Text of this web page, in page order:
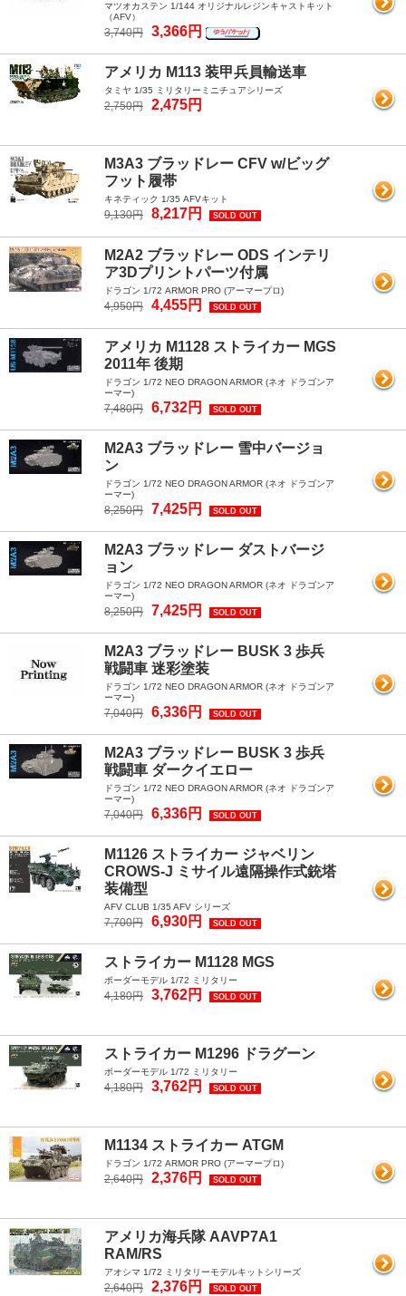
マツオカステン 1/144 オリジナルレジンキャストキット
（AFV）
3,740円 3,366円
アメリカ M113 装甲兵員輸送車
タミヤ 1/35 ミリタリーミニチュアシリーズ
2,750円 2,475円
M3A3 ブラッドレー CFV w/ビッグ
フット履帯
キネティック 1/35 AFVキット
9,130円 8,217円 SOLD OUT
M2A2 ブラッドレー ODS インテリ
ア3Dプリントパーツ付属
ドラゴン 1/72 ARMOR PRO (アーマープロ)
4,950円 4,455円 SOLD OUT
アメリカ M1128 ストライカー MGS
2011年 後期
ドラゴン 1/72 NEO DRAGON ARMOR (ネオ ドラゴンア
ーマー)
7,480円 6,732円 SOLD OUT
M2A3 ブラッドレー 雪中バージョ
ン
ドラゴン 1/72 NEO DRAGON ARMOR (ネオ ドラゴンア
ーマー)
8,250円 7,425円 SOLD OUT
M2A3 ブラッドレー ダストバージ
ョン
ドラゴン 1/72 NEO DRAGON ARMOR (ネオ ドラゴンア
ーマー)
8,250円 7,425円 SOLD OUT
M2A3 ブラッドレー BUSK 3 歩兵
戦闘車 迷彩塗装
ドラゴン 1/72 NEO DRAGON ARMOR (ネオ ドラゴンア
ーマー)
7,040円 6,336円 SOLD OUT
M2A3 ブラッドレー BUSK 3 歩兵
戦闘車 ダークイエロー
ドラゴン 1/72 NEO DRAGON ARMOR (ネオ ドラゴンア
ーマー)
7,040円 6,336円 SOLD OUT
M1126 ストライカー ジャベリン
CROWS-J ミサイル遠隔操作式銃塔
装備型
AFV CLUB 1/35 AFV シリーズ
7,700円 6,930円 SOLD OUT
ストライカー M1128 MGS
ボーダーモデル 1/72 ミリタリー
4,180円 3,762円 SOLD OUT
ストライカー M1296 ドラグーン
ボーダーモデル 1/72 ミリタリー
4,180円 3,762円 SOLD OUT
M1134 ストライカー ATGM
ドラゴン 1/72 ARMOR PRO (アーマープロ)
2,640円 2,376円 SOLD OUT
アメリカ海兵隊 AAVP7A1
RAM/RS
アオシマ 1/72 ミリタリーモデルキットシリーズ
2,640円 2,376円 SOLD OUT